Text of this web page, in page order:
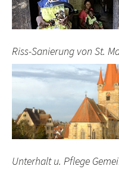
Riss-Sanierung von St.
Unterhalt u. Pflege